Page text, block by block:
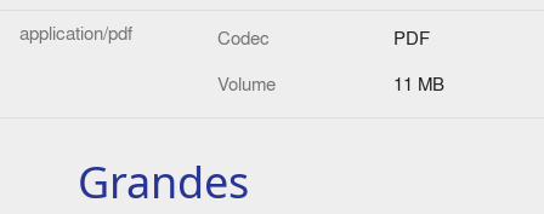
application/pdf
Codec
PDF
Volume
11 MB
Grandes